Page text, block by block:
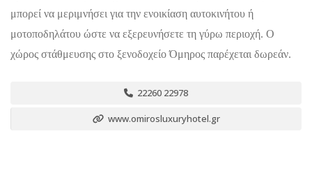
μπορεί να μεριμνήσει για την ενοικίαση αυτοκινήτου ή
μοτοποδηλάτου ώστε να εξερευνήσετε τη γύρω περιοχή. Ο
χώρος στάθμευσης στο ξενοδοχείο Όμηρος παρέχεται δωρεάν.
22260 22978
www.omirosluxuryhotel.gr